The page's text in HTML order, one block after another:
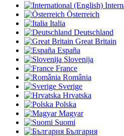
Österreich
Italia
Deutschland
Great Britain
España
Slovenija
France
România
Sverige
Hrvatska
Polska
Magyar
Suomi
България